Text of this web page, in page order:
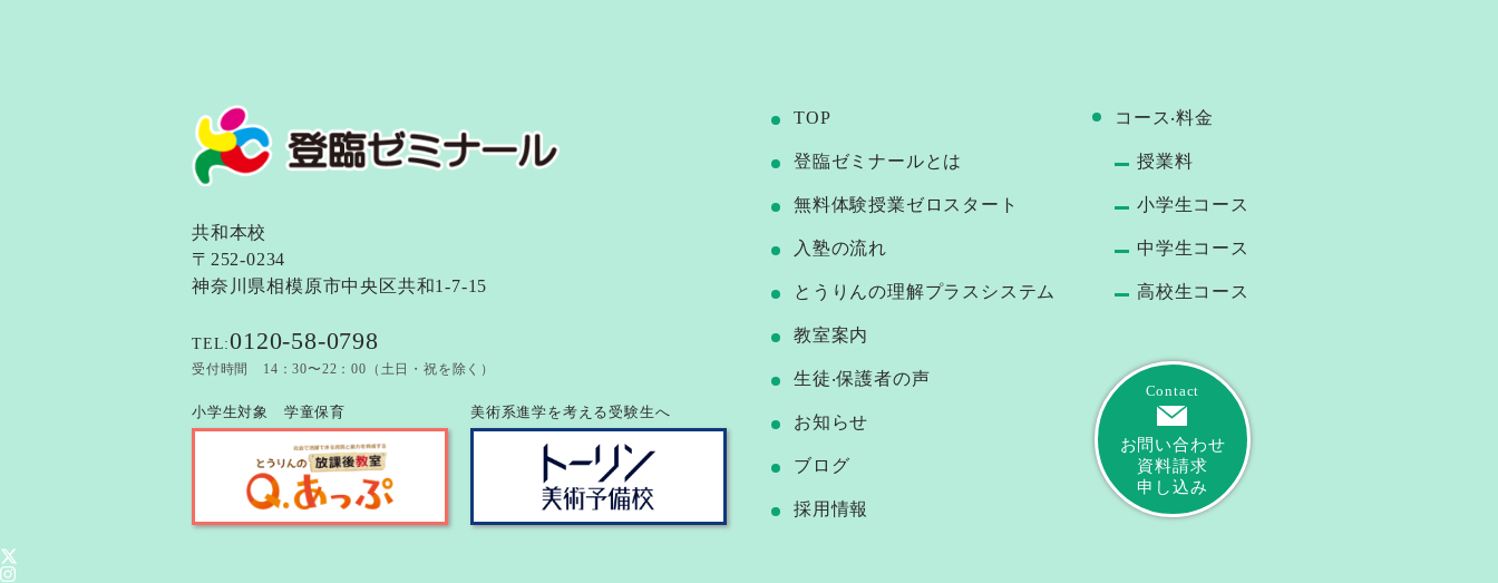
共和本校
〒252-0234
神奈川県相模原市中央区共和1-7-15
TEL:0120-58-0798
受付時間 14：30〜22：00（土日・祝を除く）
小学生対象 学童保育 美術系進学を考える受験生へ
TOP
登臨ゼミナールとは
無料体験授業ゼロスタート
⼊塾の流れ
とうりんの理解プラスシステム
教室案内
⽣徒‧保護者の声
お知らせ
ブログ
採用情報
コース‧料⾦
授業料
小学生コース
中学生コース
高校生コース
Contact
お問い合わせ
資料請求
申し込み